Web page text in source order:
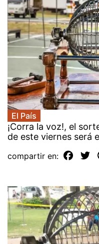
El País
¡Corra la voz!, el
de este viernes será
compartir en: